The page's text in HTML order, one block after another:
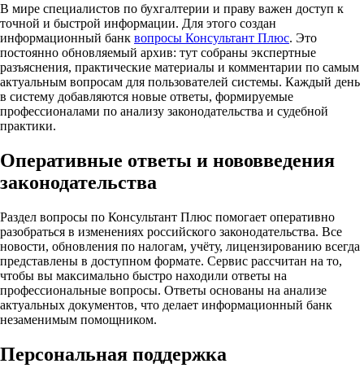
В мире специалистов по бухгалтерии и праву важен доступ к
точной и быстрой информации. Для этого создан
информационный банк вопросы Консультант Плюс. Это
постоянно обновляемый архив: тут собраны экспертные
разъяснения, практические материалы и комментарии по самым
актуальным вопросам для пользователей системы. Каждый день
в систему добавляются новые ответы, формируемые
профессионалами по анализу законодательства и судебной
практики.
Оперативные ответы и нововведения
законодательства
Раздел вопросы по Консультант Плюс помогает оперативно
разобраться в изменениях российского законодательства. Все
новости, обновления по налогам, учёту, лицензированию всегда
представлены в доступном формате. Сервис рассчитан на то,
чтобы вы максимально быстро находили ответы на
профессиональные вопросы. Ответы основаны на анализе
актуальных документов, что делает информационный банк
незаменимым помощником.
Персональная поддержка